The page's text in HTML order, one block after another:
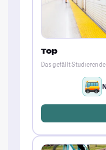
Top
Das gefällt